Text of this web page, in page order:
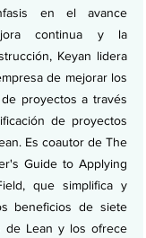
en el avance
continua y la
Keyan lidera
de mejorar los
proyectos a través
de proyectos
Es coautor de The
Guide to Applying
que simplifica y
beneficios de siete
de Lean y los ofrece